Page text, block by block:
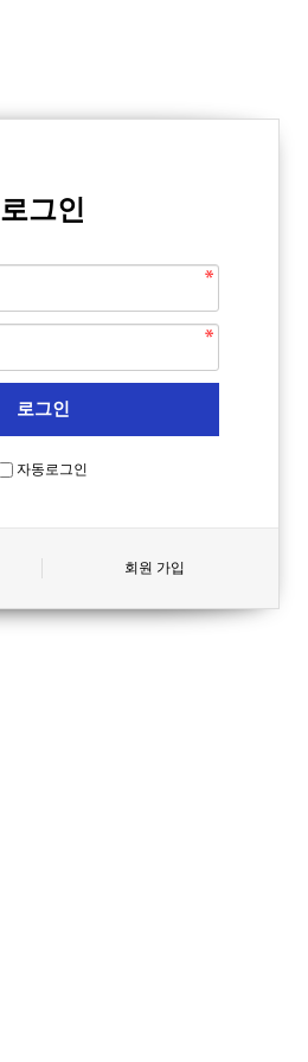
로그인
자동로그인
회원 가입